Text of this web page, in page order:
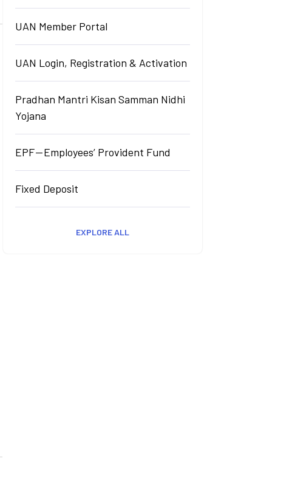
UAN Member Portal
UAN Login, Registration & Activation
Pradhan Mantri Kisan Samman Nidhi
Yojana
EPF — Employees’ Provident Fund
Fixed Deposit
EXPLORE ALL